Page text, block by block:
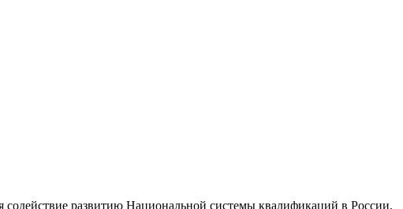
содействие развитию Национальной системы квалификаций в России.